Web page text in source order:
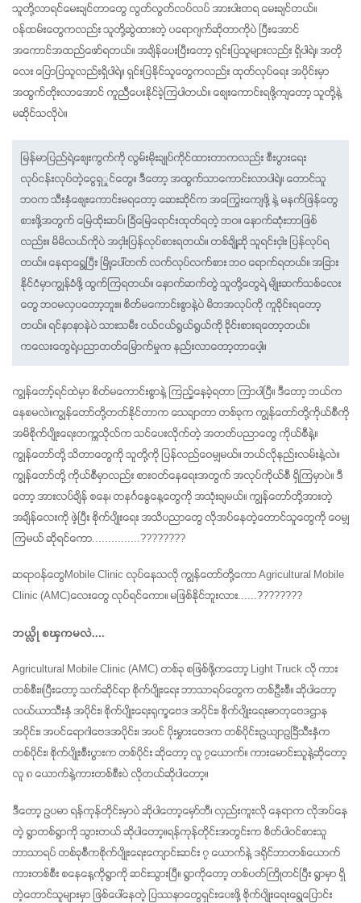
သူတို့လာရင်မေးချင်တာတွေ လွတ်လွတ်လပ်လပ် အားပါးတရ မေးချင်တယ်။
ဝန်ထမ်းတွေကလည်း သူတို့ဆွဲထားတဲ့ ပရောဂျက်ဆိုတာကိုပဲ ပြီးအောင်
အကောင်အထည်ဖော်ရတယ်။ အချိန်ပေးပြီးတော့ ရှင်းပြသူများလည်း ရှိပါရဲ့။ အတို
လေး ပြောပြသူလည်းရှိပါရဲ့။ ရှင်းပြနိုင်သူတွေကလည်း ထုတ်လုပ်ရေး အပိုင်းမှာ
အထွက်တိုးလာအောင် ကူညီပေးနိုင်ခဲ့ကြပါတယ်။ စျေးကောင်းရဖို့ကျတော့ သူတို့နဲ့
မဆိုင်သလိုပဲ။
မြန်မာပြည်ရဲ့စျေးကွက်ကို လွမ်းမိုးချုပ်ကိုင်ထားတာကလည်း စီးပွားရေး
လုပ်ငန်းလုပ်တဲ့ငွေရှှုင်တွေ။ ဒီတော့ အထွက်သာကောင်းလာပါရဲ့။ တောင်သူ
ဘဝက သီးနှံစျေးကောင်းမရတော့ ဆေးဆိုင်က အကြွေးကျေဖို့ နဲ့ မနက်ဖြန်တွေ
စားဖို့အတွက် မြေထိုးဆပ်၊ ခြံမြေရောင်းထုတ်ရတဲ့ ဘဝ။ နောက်ဆုံးဘာဖြစ်
လည်း။ မိမိလယ်ကိုပဲ အငှါးပြန်လုပ်စားရတယ်။ တစ်ချို့ဆို သူရင်းငှါး ပြန်လုပ်ရ
တယ်။ နေရာရွေ့ပြီး မြို့ပေါ်တက် လက်လုပ်လက်စား ဘဝ ရောက်ရတယ်။ အခြား
နိုင်ငံမှာကျွန်ခံဖို့ ထွက်ကြရတယ်။ နောက်ဆက်တွဲ သူတို့တွေရဲ့ မျိုးဆက်သစ်လေး
တွေ ဘဝမလှပတော့ဘူး။ စိတ်မကောင်းစွာနဲ့ပဲ မိဘအလုပ်ကို ကူခိုင်းရတော့
တယ်။ ရင်နာနာနဲပဲ သားသမီး ငယ်ငယ်ရွယ်ရွယ်ကို ခိုင်းစားရတော့တယ်။
ကလေးတွေရဲ့ပညာတတ်မြောက်မှုက နည်းလာတော့တာပေါ့။
ကျွန်တော့်ရင်ထဲမှာ စိတ်မကောင်းစွာနဲ့ ကြည့်နေခဲ့ရတာ ကြာပါပြီ။ ဒီတော့ ဘယ်က
နေစမလဲ။ကျွန်တော်တို့တတ်နိုင်တာက သေချာတာ တစ်ခုက ကျွန်တော်တို့ကိုယ်စီကို
အမိစိုက်ပျိုးရေးတက္ကသိုလ်က သင်ပေးလိုက်တဲ့ အတတ်ပညာတွေ ကိုယ်စီနဲ့။
ကျွန်တော်တို့ သိတာတွေကို သူတို့ကို ပြန်လည်ဝေမျှမယ်။ ဘယ်လိုနည်းလမ်းနဲ့လဲ။
ကျွန်တော်တို့ ကိုယ်စီမှာလည်း စားဝတ်နေရေးအတွက် အလုပ်ကိုယ်စီ ရှိကြမှာပဲ။ ဒီ
တော့ အားလပ်ချိန် စနေ၊ တနင်္ဂနွေနေ့တွေကို အသုံးချမယ်။ ကျွန်တော်တို့အားတဲ့
အချိန်လေးကို ဖဲ့ပြီး စိုက်ပျိုးရေး အသိပညာတွေ လိုအပ်နေတဲ့တောင်သူတွေကို ဝေမျှ
ကြမယ် ဆိုရင်ကော...............????????
ဆရာဝန်တွေMobile Clinic လုပ်နေသလို ကျွန်တော်တို့ကော Agricultural Mobile
Clinic (AMC)လေးတွေ လုပ်ရင်ကော။ မဖြစ်နိုင်ဘူးလား......????????
ဘယ္လို စၾကမလဲ....
Agricultural Mobile Clinic (AMC) တစ်ခု စဖြစ်ဖို့ကတော့ Light Truck လို ကား
တစ်စီး။ပြီးတော့ သက်ဆိုင်ရာ စိုက်ပျိုးရေး ဘာသာရပ်တွေက တစ်ဦးစီ။ ဆိုပါတော့
လယ်ယာသီးနှံ အပိုင်း၊ စိုက်ပျိုးရေးရုက္ခဗေဒ အပိုင်း၊ စိုက်ပျိုးရေးဓာတုဗေဒဌာန
အပိုင်း၊ အပင်ရောဂါဗေဒအပိုင်း၊ အပင် ပိုးမွှားဗေဒက တစ်ပိုင်း၊ဥယျာဥင်္ခြံသီးနှံက
တစ်ပိုင်း၊ စိုက်ပျိုးစီးပွားက တစ်ပိုင်း ဆိုတော့ လူ ၇ယောက်။ ကားမောင်းသူနဲ့ဆိုတော့
လူ ၈ ယောက်နဲ့ကားတစ်စီးပဲ လိုတယ်ဆိုပါတော့။
ဒီတော့ ဥပမာ ရန်ကုန်တိုင်းမှာပဲ ဆိုပါတော့မှော်ဘီ၊ လှည်းကူးလို နေရာက လိုအပ်နေ
တဲ့ ရွာတစ်ရွာကို သွားတယ် ဆိုပါတော့။ရန်ကုန်တိုင်းအတွင်းက စိတ်ပါဝင်စားသူ
ဘာသာရပ် တစ်ခုစီကစိုက်ပျိုးရေးကျောင်းဆင်း ၇ ယောက်နဲ့ ဒရိုင်ဘာတစ်ယောက်
ကားတစ်စီး စနေနေ့ကိုရွာကို ဆင်းသွားပြီ။ ရွာကိုတော့ တစ်ပတ်ကြိုတင်ပြီး ရွာမှာ ရှိ
တဲ့တောင်သူများမှာ ဖြစ်ပေါ်နေတဲ့ ပြဿနာတွေရှင်းပေးဖို့ စိုက်ပျိုးရေးရွေ့ပြောင်း